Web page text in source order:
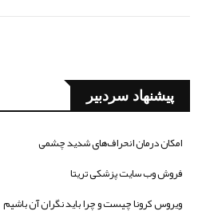
پیشنهاد سردبیر
امکان درمان انحراف‌های شدید چشمی
فروش وب سایت پزشکی تریتا
ویروس کرونا چیست و چرا باید نگران آن باشیم